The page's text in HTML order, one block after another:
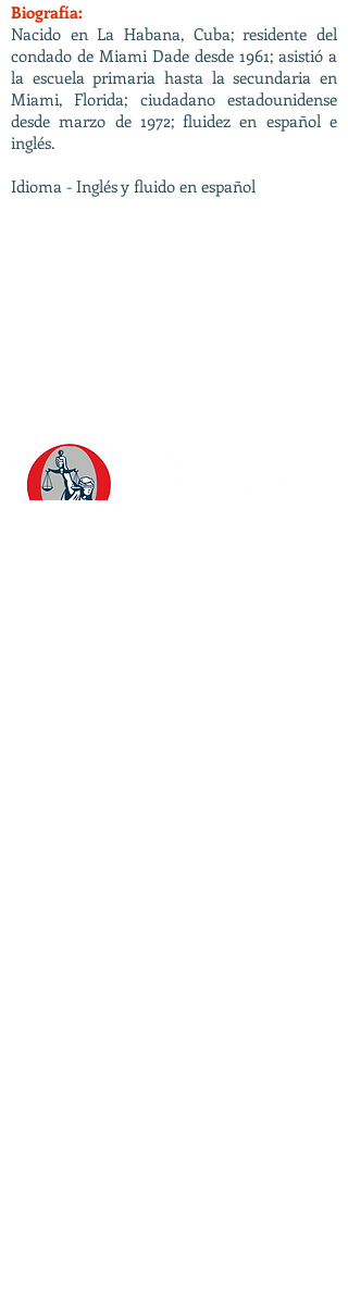
Biografía:
Nacido en La Habana, Cuba; residente del
condado de Miami Dade desde 1961; asistió a
la escuela primaria hasta la secundaria en
Miami, Florida; ciudadano estadounidense
desde marzo de 1972; fluidez en español e
inglés.
Idioma - Inglés y fluido en español